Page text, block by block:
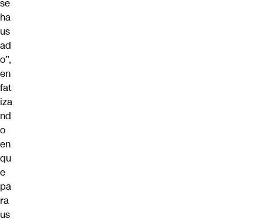
se
ha
us
ad
o”,
en
fat
iza
nd
o
en
qu
e
pa
ra
us